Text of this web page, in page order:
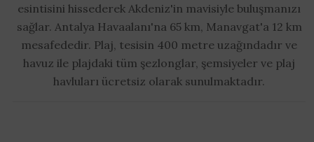
esintisini hissederek Akdeniz'in mavisiyle buluşmanızı
sağlar. Antalya Havaalanı'na 65 km, Manavgat'a 12 km
mesafededir. Plaj, tesisin 400 metre uzağındadır ve
havuz ile plajdaki tüm şezlonglar, şemsiyeler ve plaj
havluları ücretsiz olarak sunulmaktadır.